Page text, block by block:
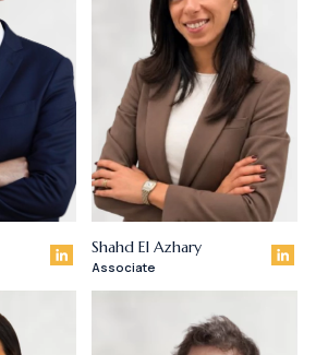
Shahd El Azhary
Associate